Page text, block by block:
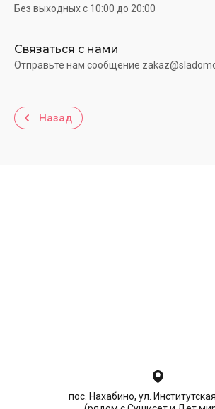
Без выходных c 10:00 до 20:00
Связаться с нами
Отправьте нам сообщение
Назад
пос. Нахабино, ул.